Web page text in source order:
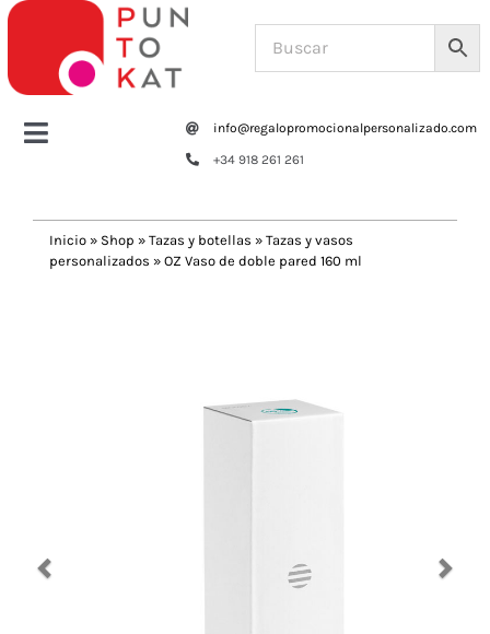
Saltar
contenido
Toggle
Tazas y botellas
Navidad 🎄 Invierno
info@regalopromocionalpersonalizado.com
+34 918 261 261
Inicio » Shop » Tazas y botellas » Tazas y vasos
personalizados » OZ Vaso de doble pared 160 ml